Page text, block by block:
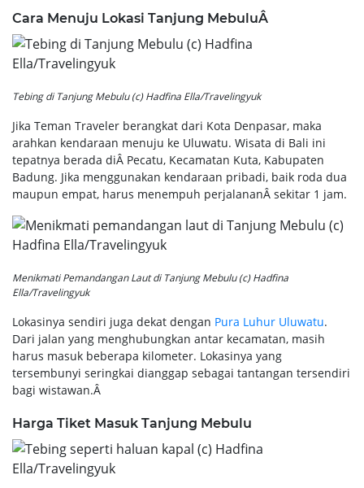
Cara Menuju Lokasi Tanjung MebuluÂ
Tebing di Tanjung Mebulu (c) Hadfina Ella/Travelingyuk
Jika Teman Traveler berangkat dari Kota Denpasar, maka
arahkan kendaraan menuju ke Uluwatu. Wisata di Bali ini
tepatnya berada diÂ Pecatu, Kecamatan Kuta, Kabupaten
Badung. Jika menggunakan kendaraan pribadi, baik roda dua
maupun empat, harus menempuh perjalananÂ sekitar 1 jam.
Menikmati Pemandangan Laut di Tanjung Mebulu (c) Hadfina
Ella/Travelingyuk
Lokasinya sendiri juga dekat dengan Pura Luhur Uluwatu.
Dari jalan yang menghubungkan antar kecamatan, masih
harus masuk beberapa kilometer. Lokasinya yang
tersembunyi seringkai dianggap sebagai tantangan tersendiri
bagi wistawan.Â
Harga Tiket Masuk Tanjung Mebulu